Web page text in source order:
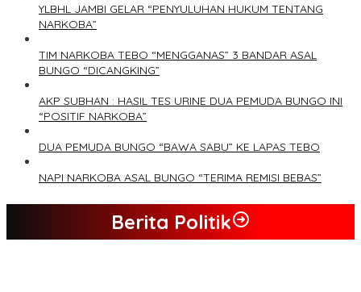
YLBHL JAMBI GELAR “PENYULUHAN HUKUM TENTANG
NARKOBA”
TIM NARKOBA TEBO “MENGGANAS” 3 BANDAR ASAL
BUNGO “DICANGKING”
AKP SUBHAN : HASIL TES URINE DUA PEMUDA BUNGO INI
“POSITIF NARKOBA”
DUA PEMUDA BUNGO “BAWA SABU” KE LAPAS TEBO
NAPI NARKOBA ASAL BUNGO “TERIMA REMISI BEBAS”
Berita Politik